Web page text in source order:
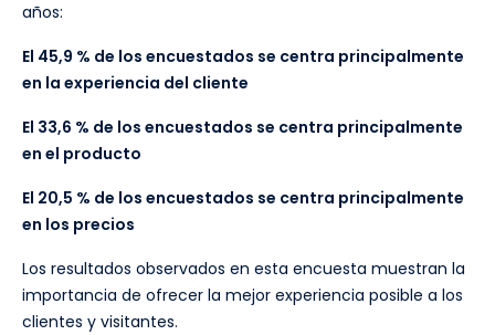
años:
El 45,9 % de los encuestados se centra principalmente
en la experiencia del cliente
El 33,6 % de los encuestados se centra principalmente
en el producto
El 20,5 % de los encuestados se centra principalmente
en los precios
Los resultados observados en esta encuesta muestran la
importancia de ofrecer la mejor experiencia posible a los
clientes y visitantes.